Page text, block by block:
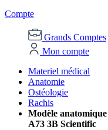
Compte
Grands Comptes
Mon compte
Materiel médical
Anatomie
Ostéologie
Rachis
Modèle
A73 3B Scientific